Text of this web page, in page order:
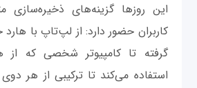
این روزها گزینه‌های
کاربران حضور دارد: از لپ‌‌تاپ با
گرفته تا کامپیوتر شخصی که از
استفاده می‌کند تا ترکیبی از هر